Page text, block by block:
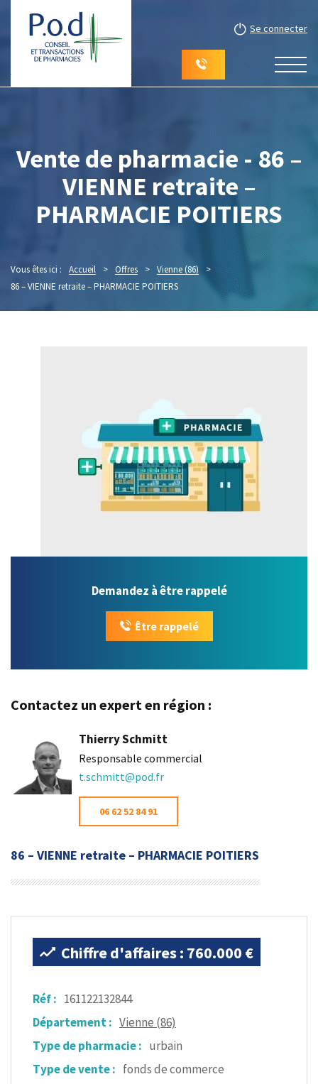
Se connecter
Vente de pharmacie - 86 –
VIENNE retraite –
PHARMACIE POITIERS
Vous êtes ici : Accueil > Offres > Vienne (86)
>
86 – VIENNE retraite – PHARMACIE POITIERS
Demandez à être rappelé
Être rappelé
Contactez un expert en région :
Thierry Schmitt
Responsable commercial
t.schmitt@pod.fr
06 62 52 84 91
86 – VIENNE retraite – PHARMACIE POITIERS
Chiffre d'affaires : 760.000 €
Réf : 161122132844
Département : Vienne (86)
Type de pharmacie : urbain
Type de vente : fonds de commerce